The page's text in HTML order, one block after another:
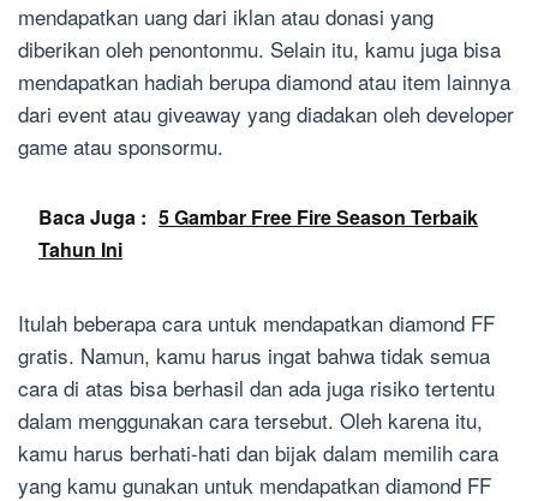
mendapatkan uang dari iklan atau donasi yang
diberikan oleh penontonmu. Selain itu, kamu juga bisa
mendapatkan hadiah berupa diamond atau item lainnya
dari event atau giveaway yang diadakan oleh developer
game atau sponsormu.
Baca Juga : 5 Gambar Free Fire Season Terbaik
Tahun Ini
Itulah beberapa cara untuk mendapatkan diamond FF
gratis. Namun, kamu harus ingat bahwa tidak semua
cara di atas bisa berhasil dan ada juga risiko tertentu
dalam menggunakan cara tersebut. Oleh karena itu,
kamu harus berhati-hati dan bijak dalam memilih cara
yang kamu gunakan untuk mendapatkan diamond FF